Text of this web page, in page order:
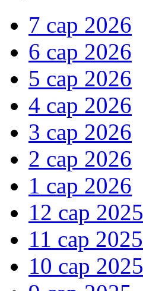
7 сар 2026
6 сар 2026
5 сар 2026
4 сар 2026
3 сар 2026
2 сар 2026
1 сар 2026
12 сар 2025
11 сар 2025
10 сар 2025